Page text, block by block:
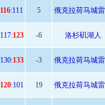
116:111 5 俄克拉荷马城
117:123 -6 洛杉矶湖人
130:133 -3 俄克拉荷马城
120:101 19 俄克拉荷马城